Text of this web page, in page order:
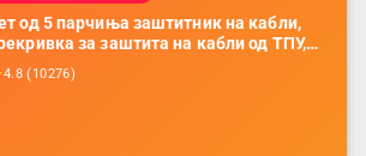
од 5 парчиња заштитник на кабли,
за заштита на кабли од ТПУ,
за заштита на кабли, без
за мобилни телефони, комплет
4.8 (10276)